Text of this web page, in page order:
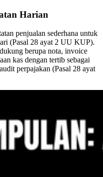
Harian
penjualan sederhana untuk
(Pasal 28 ayat 2 UU KUP).
berupa nota, invoice
kas dengan tertib sebagai
perpajakan (Pasal 28 ayat